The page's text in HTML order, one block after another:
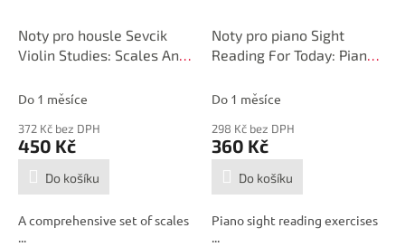
Noty pro housle Sevcik
Violin Studies: Scales And
Do 1 měsíce
372 Kč bez DPH
450 Kč
Do košíku
A comprehensive set of scales
...
Noty pro piano Sight
Reading For Today: Piano
Do 1 měsíce
298 Kč bez DPH
360 Kč
Do košíku
Piano sight reading exercises
...